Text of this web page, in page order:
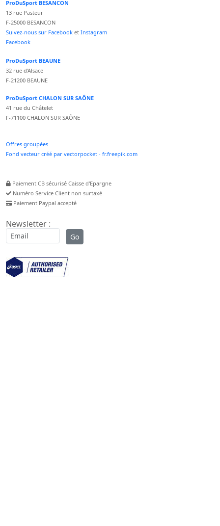
ProDuSport BESANCON
13 rue Pasteur
F-25000 BESANCON
Suivez-nous sur Facebook et Instagram
Facebook
ProDuSport BEAUNE
32 rue d'Alsace
F-21200 BEAUNE
ProDuSport CHALON SUR SAÔNE
41 rue du Châtelet
F-71100 CHALON SUR SAÔNE
Offres groupées
Fond vecteur créé par vectorpocket - fr.freepik.com
Paiement CB sécurisé Caisse d'Epargne
Numéro Service Client non surtaxé
Paiement Paypal accepté
Newsletter :